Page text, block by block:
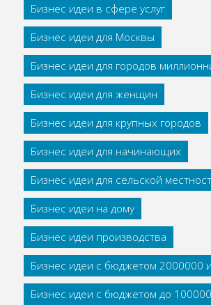
Бизнес идеи в сфере услуг
Бизнес идеи для Москвы
Бизнес идеи для городов
Бизнес идеи для женщин
Бизнес идеи для крупных городов
Бизнес идеи для начинающих
Бизнес идеи для сельской
Бизнес идеи на дому
Бизнес идеи производства
Бизнес идеи с бюджетом 2000000
Бизнес идеи с бюджетом до